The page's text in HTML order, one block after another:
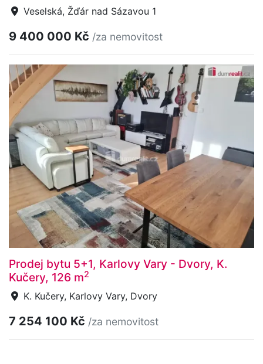
Veselská, Žďár nad Sázavou 1
9 400 000 Kč /za nemovitost
Prodej bytu 5+1, Karlovy Vary - Dvory, K.
Kučery, 126 m2
K. Kučery, Karlovy Vary, Dvory
7 254 100 Kč /za nemovitost